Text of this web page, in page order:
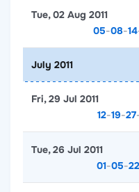
05-08-14
Tue, 02 Aug 2011
July 2011
12-19-27
Fri, 29 Jul 2011
01-05-22
Tue, 26 Jul 2011